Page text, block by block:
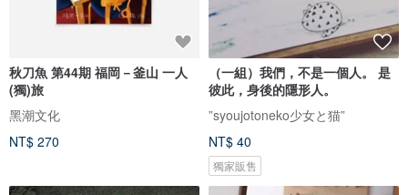
秋刀魚 第44期 福岡－釜山 一人
(獨)旅
黑潮文化
NT$ 270
（一組）我們，不是一個人。 是
彼此，身後的隱形人。
”syoujotoneko少女と猫”
NT$ 40
獨家販售